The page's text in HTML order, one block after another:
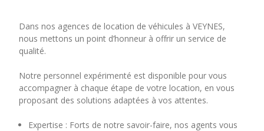
Dans nos agences de location de véhicules à VEYNES,
nous mettons un point d’honneur à offrir un service de
qualité.
Notre personnel expérimenté est disponible pour vous
accompagner à chaque étape de votre location, en vous
proposant des solutions adaptées à vos attentes.
Expertise : Forts de notre savoir-faire, nos agents vous